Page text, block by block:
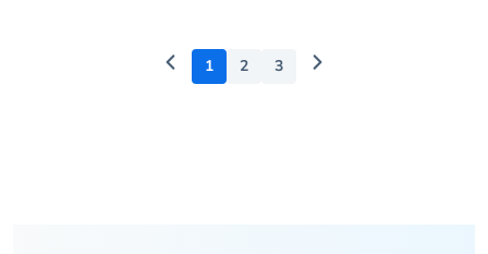
1 2 3